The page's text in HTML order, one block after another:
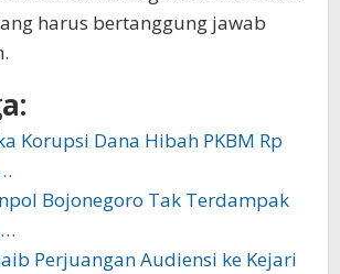
harus bertanggung jawab
Korupsi Dana Hibah PKBM Rp
Bojonegoro Tak Terdampak
Perjuangan Audiensi ke Kejari